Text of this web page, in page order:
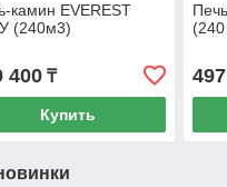
камин EVEREST
(240м3)
400₸
Купить